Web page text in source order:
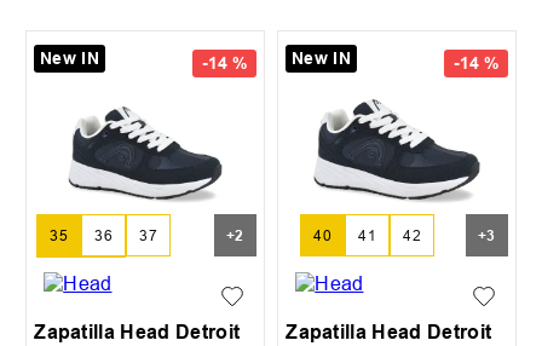
-14 %
New IN
35 36 37
38 39
+2
Zapatilla Head Detroit
-14 %
New IN
40 41 42 +3
Zapatilla Head Detroit